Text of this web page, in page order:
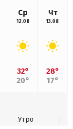
Ср
12.08
32°
20°
Чт
13.08
28°
17°
Утро